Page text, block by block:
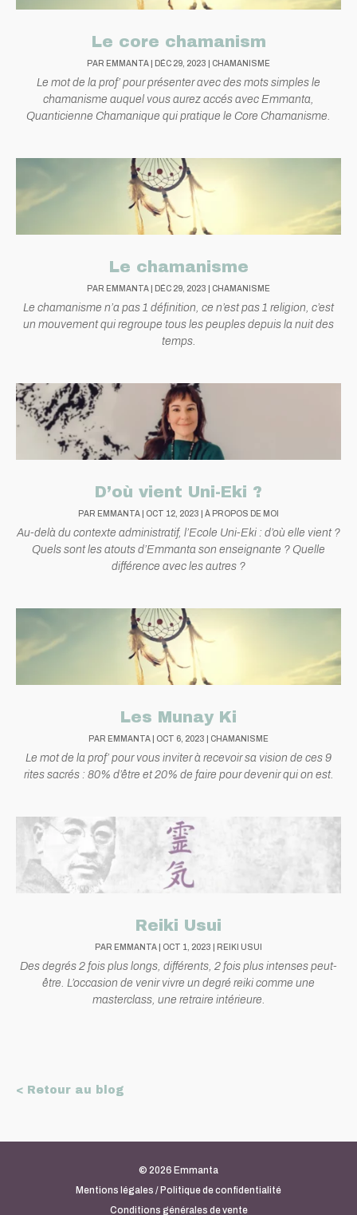
Le core chamanism
PAR EMMANTA DÉC 29, 2023 CHAMANISME
Le mot de la prof’ pour présenter avec des mots simples le
chamanisme auquel vous aurez accés avec Emmanta,
Quanticienne Chamanique qui pratique le Core Chamanisme.
Le chamanisme
PAR EMMANTA DÉC 29, 2023 CHAMANISME
Le chamanisme n’a pas 1 définition, ce n’est pas 1 religion, c’est
un mouvement qui regroupe tous les peuples depuis la nuit des
temps.
D’où vient Uni-Eki ?
PAR EMMANTA OCT 12, 2023 À PROPOS DE MOI
Au-delà du contexte administratif, l’Ecole Uni-Eki : d’où elle vient ?
Quels sont les atouts d’Emmanta son enseignante ? Quelle
différence avec les autres ?
Les Munay Ki
PAR EMMANTA OCT 6, 2023 CHAMANISME
Le mot de la prof’ pour vous inviter à recevoir sa vision de ces 9
rites sacrés : 80% d’être et 20% de faire pour devenir qui on est.
Reiki Usui
PAR EMMANTA OCT 1, 2023 REIKI USUI
Des degrés 2 fois plus longs, différents, 2 fois plus intenses peut-
être. L’occasion de venir vivre un degré reiki comme une
masterclass, une retraire intérieure.
< Retour au blog
© 2026 Emmanta
Mentions légales / Politique de confidentialité
Conditions générales de vente